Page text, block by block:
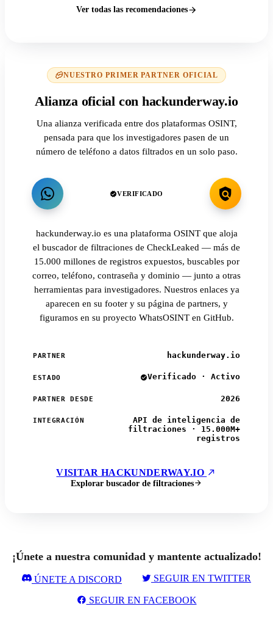
Ver todas las recomendaciones
NUESTRO PRIMER PARTNER OFICIAL
Alianza oficial con hackunderway.io
Una alianza verificada entre dos plataformas OSINT,
pensada para que los investigadores pasen de un
número de teléfono a datos filtrados en un solo paso.
VERIFICADO
hackunderway.io es una plataforma OSINT que aloja
el buscador de filtraciones de CheckLeaked — más de
15.000 millones de registros expuestos, buscables por
correo, teléfono, contraseña y dominio — junto a otras
herramientas para investigadores. Nuestros enlaces ya
aparecen en su footer y su página de partners, y
figuramos en su proyecto WhatsOSINT en GitHub.
PARTNER hackunderway.io
ESTADO Verificado · Activo
PARTNER DESDE 2026
INTEGRACIÓN
API de inteligencia de
filtraciones · 15.000M+
registros
VISITAR HACKUNDERWAY.IO
Explorar buscador de filtraciones
¡Únete a nuestra comunidad y mantente actualizado!
ÚNETE A DISCORD SEGUIR EN TWITTER
SEGUIR EN FACEBOOK